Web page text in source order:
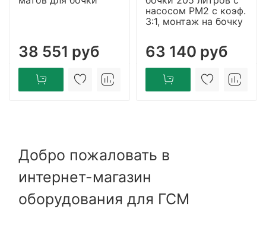
38 551 руб
насосом PM2 с коэф.
3:1, монтаж на бочку
63 140 руб
Добро пожаловать в
интернет-магазин
оборудования для ГСМ